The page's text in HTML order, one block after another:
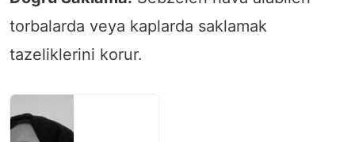
torbalarda veya kaplarda saklamak
tazeliklerini korur.